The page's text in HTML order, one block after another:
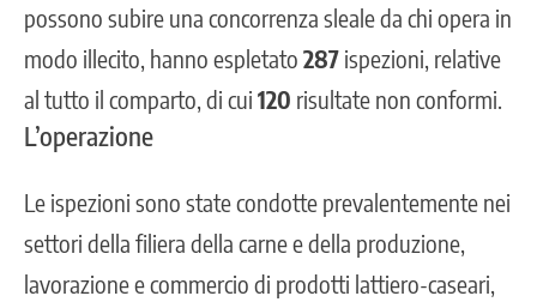
possono subire una concorrenza sleale da chi opera in
modo illecito, hanno espletato 287 ispezioni, relative
al tutto il comparto, di cui 120 risultate non conformi.
L’operazione
Le ispezioni sono state condotte prevalentemente nei
settori della filiera della carnee della produzione,
lavorazione e commercio di prodotti lattiero-caseari,